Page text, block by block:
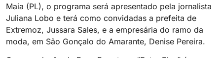
Maia (PL), o programa será apresentado pela jornalista
Juliana Lobo e terá como convidadas a prefeita de
Extremoz, Jussara Sales, e a empresária do ramo da
moda, em São Gonçalo do Amarante, Denise Pereira.